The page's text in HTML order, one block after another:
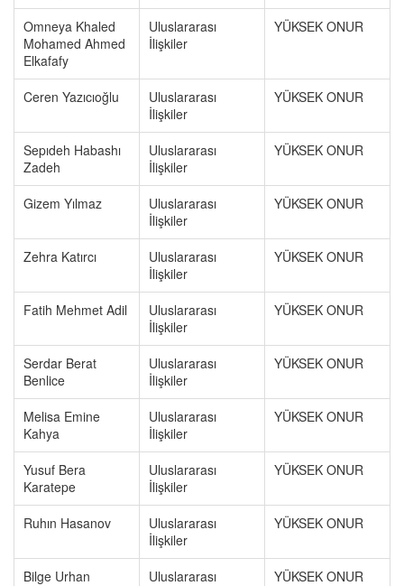
Omneya Khaled
Mohamed Ahmed
Elkafafy
Uluslararası
İlişkiler
YÜKSEK ONUR
Ceren Yazıcıoğlu
Uluslararası
İlişkiler
YÜKSEK ONUR
Sepıdeh Habashı
Zadeh
Uluslararası
İlişkiler
YÜKSEK ONUR
Gizem Yılmaz
Uluslararası
İlişkiler
YÜKSEK ONUR
Zehra Katırcı
Uluslararası
İlişkiler
YÜKSEK ONUR
Fatih Mehmet Adil
Uluslararası
İlişkiler
YÜKSEK ONUR
Serdar Berat
Benlice
Uluslararası
İlişkiler
YÜKSEK ONUR
Melisa Emine
Kahya
Uluslararası
İlişkiler
YÜKSEK ONUR
Yusuf Bera
Karatepe
Uluslararası
İlişkiler
YÜKSEK ONUR
Ruhın Hasanov
Uluslararası
İlişkiler
YÜKSEK ONUR
Bilge Urhan
Uluslararası
YÜKSEK ONUR